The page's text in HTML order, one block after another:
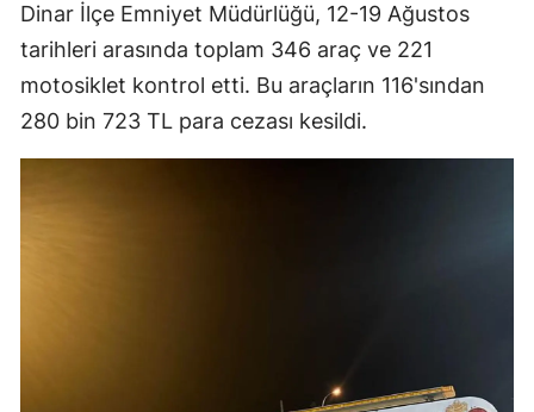
Dinar İlçe Emniyet Müdürlüğü, 12-19 Ağustos
tarihleri arasında toplam 346 araç ve 221
motosiklet kontrol etti. Bu araçların 116'sından
280 bin 723 TL para cezası kesildi.